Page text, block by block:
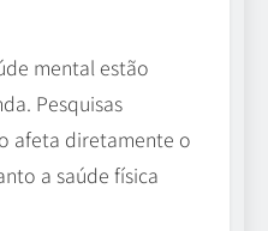
mental estão
Pesquisas
afeta diretamente o
a saúde física